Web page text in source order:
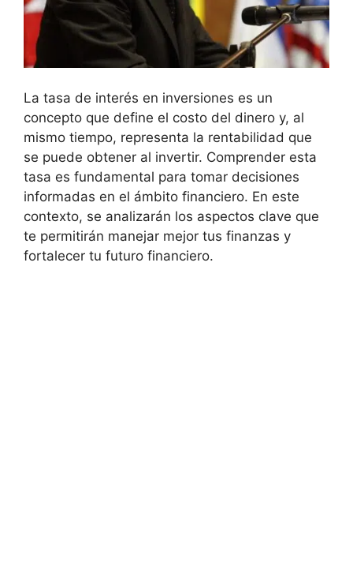
La tasa ‌de interés en inversiones es un‍
concepto que⁤ define​ el costo del dinero y, al
mismo tiempo, representa la rentabilidad que
se puede‍ obtener al invertir. ⁣Comprender esta
‌tasa es fundamental para tomar decisiones
informadas en ‍el ámbito financiero. En este
contexto, se analizarán​ los aspectos clave que
te permitirán manejar mejor tus⁢ finanzas y
fortalecer tu⁣ futuro financiero.